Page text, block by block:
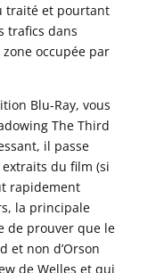
traité et pourtant
trafics dans
occupée par
Blu-Ray, vous
The Third
il passe
du film (si
rapidement
la principale
de prouver que le
et non d’Orson
de Welles et qui